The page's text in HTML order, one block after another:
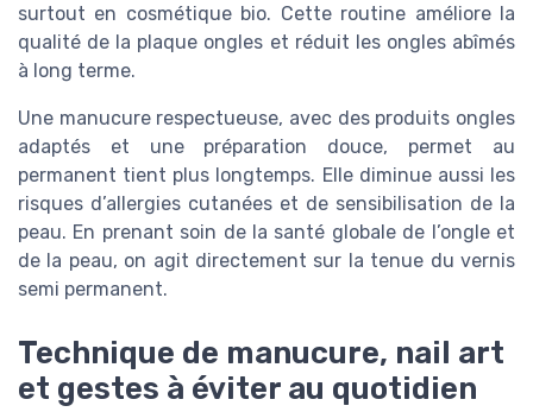
surtout en cosmétique bio. Cette routine améliore la
qualité de la plaque ongles et réduit les ongles abîmés
à long terme.
Une manucure respectueuse, avec des produits ongles
adaptés et une préparation douce, permet au
permanent tient plus longtemps. Elle diminue aussi les
risques d’allergies cutanées et de sensibilisation de la
peau. En prenant soin de la santé globale de l’ongle et
de la peau, on agit directement sur la tenue du vernis
semi permanent.
Technique de manucure, nail art
et gestes à éviter au quotidien